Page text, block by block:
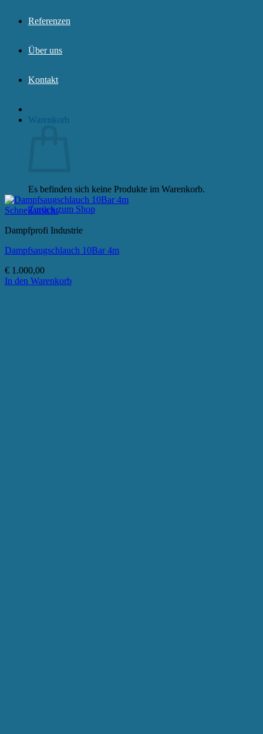
Referenzen
Über uns
Kontakt
Warenkorb
Es befinden sich keine Produkte im Warenkorb.
Zurück zum Shop
Schnellansicht
Dampfprofi Industrie
Dampfsaugschlauch 10Bar 4m
€ 1.000,00
In den Warenkorb